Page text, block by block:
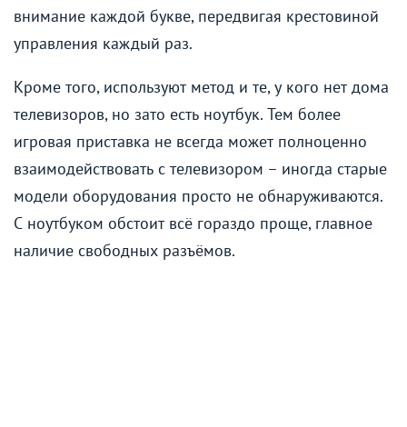
внимание каждой букве, передвигая крестовиной
управления каждый раз.
Кроме того, используют метод и те, у кого нет дома
телевизоров, но зато есть ноутбук. Тем более
игровая приставка не всегда может полноценно
взаимодействовать с телевизором – иногда старые
модели оборудования просто не обнаруживаются.
С ноутбуком обстоит всё гораздо проще, главное
наличие свободных разъёмов.